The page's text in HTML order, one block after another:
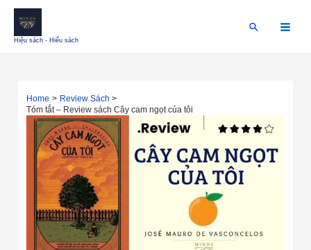
content
Hiệu sách - Hiểu sách
Search
Menu
Home
Review Sách
Tóm tắt – Review sách Cây cam ngọt của tôi
viết